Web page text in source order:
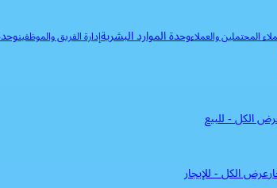
المحتملين والعملاءوحدة الموارد البشريةإدارة الفريق والموظفين
الكل-للبيع
عرض الكل-للإيجار